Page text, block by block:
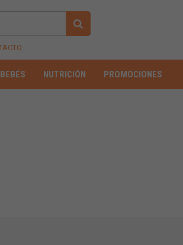
NUTRICIÓN PROMOCIONES